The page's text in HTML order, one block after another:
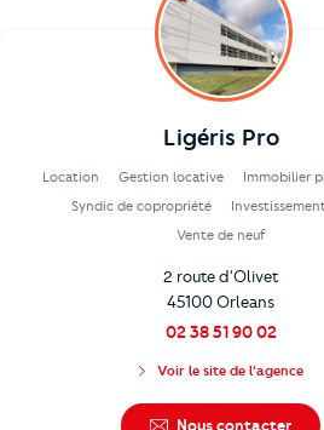
Ligéris Pro
Location Gestion locative
Immobilier
Syndic de copropriété
Vente de neuf
2 route d'Olivet
45100 Orleans
02 38 51 90 02
Voir le site de l'agence
Nous contacter